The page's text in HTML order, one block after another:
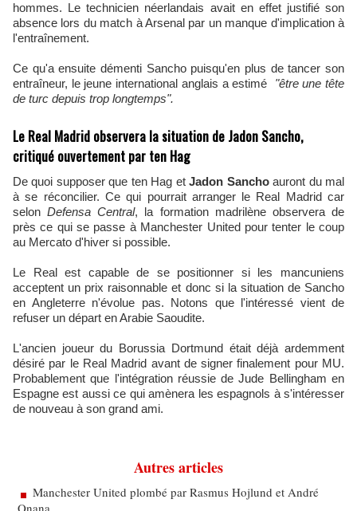
hommes. Le technicien néerlandais avait en effet justifié son
absence lors du match à Arsenal par un manque d'implication à
l'entraînement.
Ce qu'a ensuite démenti Sancho puisqu'en plus de tancer son
entraîneur, le jeune international anglais a estimé "être une tête
de turc depuis trop longtemps".
Le Real Madrid observera la situation de Jadon Sancho,
critiqué ouvertement par ten Hag
De quoi supposer que ten Hag etJadon Sanchoauront du mal
à se réconcilier. Ce qui pourrait arranger le Real Madrid car
selonDefensa Central, la formation madrilène observera de
près ce qui se passe à Manchester United pour tenter le coup
au Mercato d'hiver si possible.
Le Real est capable de se positionner si les mancuniens
acceptent un prix raisonnable et donc si la situation de Sancho
en Angleterre n'évolue pas. Notons que l'intéressé vient de
refuser un départ en Arabie Saoudite.
L'ancien joueur du Borussia Dortmund était déjà ardemment
désiré par le Real Madrid avant de signer finalement pour MU.
Probablement que l'intégration réussie de Jude Bellingham en
Espagne est aussi ce qui amènera les espagnols à s'intéresser
de nouveau à son grand ami.
Autres articles
Manchester United plombé par Rasmus Hojlund et André
Onana